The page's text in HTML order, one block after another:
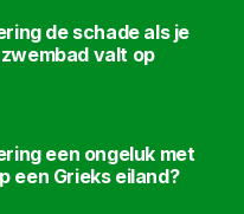
de schade als je
valt op
een ongeluk met
een Grieks eiland?